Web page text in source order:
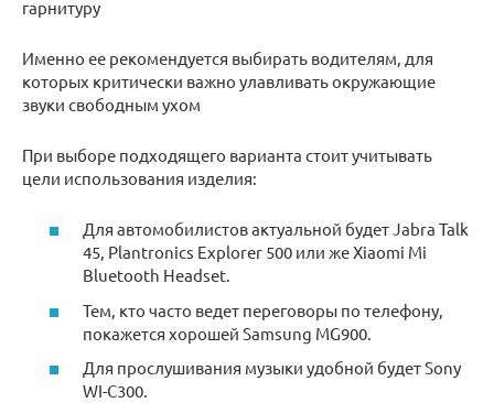
гарнитуру
Именно ее рекомендуется выбирать водителям, для
которых критически важно улавливать окружающие
звуки свободным ухом
При выборе подходящего варианта стоит учитывать
цели использования изделия:
Для автомобилистов актуальной будет Jabra Talk
45, Рlantronics Explorer 500 или же Xiaomi Mi
Bluetooth Headset.
Тем, кто часто ведет переговоры по телефону,
покажется хорошей Samsung MG900.
Для прослушивания музыки удобной будет Sony
WI-C300.